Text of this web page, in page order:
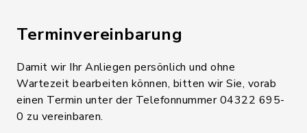
Terminvereinbarung
Damit wir Ihr Anliegen persönlich und ohne
Wartezeit bearbeiten können, bitten wir Sie, vorab
einen Termin unter der Telefonnummer 04322 695-
0 zu vereinbaren.